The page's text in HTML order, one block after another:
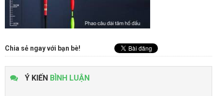
Chia sẻ ngay với bạn bè!
Ý KIẾN BÌNH LUẬN